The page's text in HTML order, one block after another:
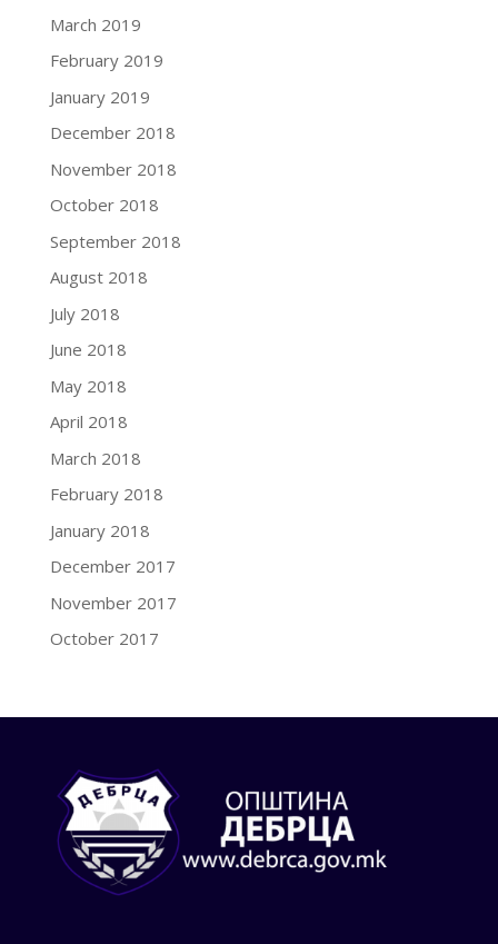
March 2019
February 2019
January 2019
December 2018
November 2018
October 2018
September 2018
August 2018
July 2018
June 2018
May 2018
April 2018
March 2018
February 2018
January 2018
December 2017
November 2017
October 2017